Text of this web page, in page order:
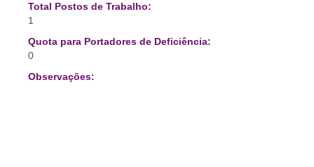
Total Postos de Trabalho:
1
Quota para Portadores de Deficiência:
0
Observações: